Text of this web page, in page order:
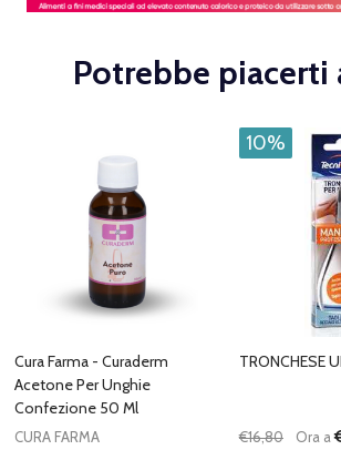
Potrebbe piacerti
Cura Farma - Curaderm
Acetone Per Unghie
Confezione 50 Ml
CURA FARMA
10%
TRONCHESE
€16,80 Ora a